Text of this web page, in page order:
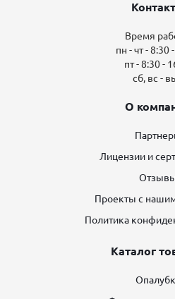
Время
пн - чт - 8:30
пт - 8:30 -
сб, вс -
О
Лицензии и
Проекты с
Политика
Каталог